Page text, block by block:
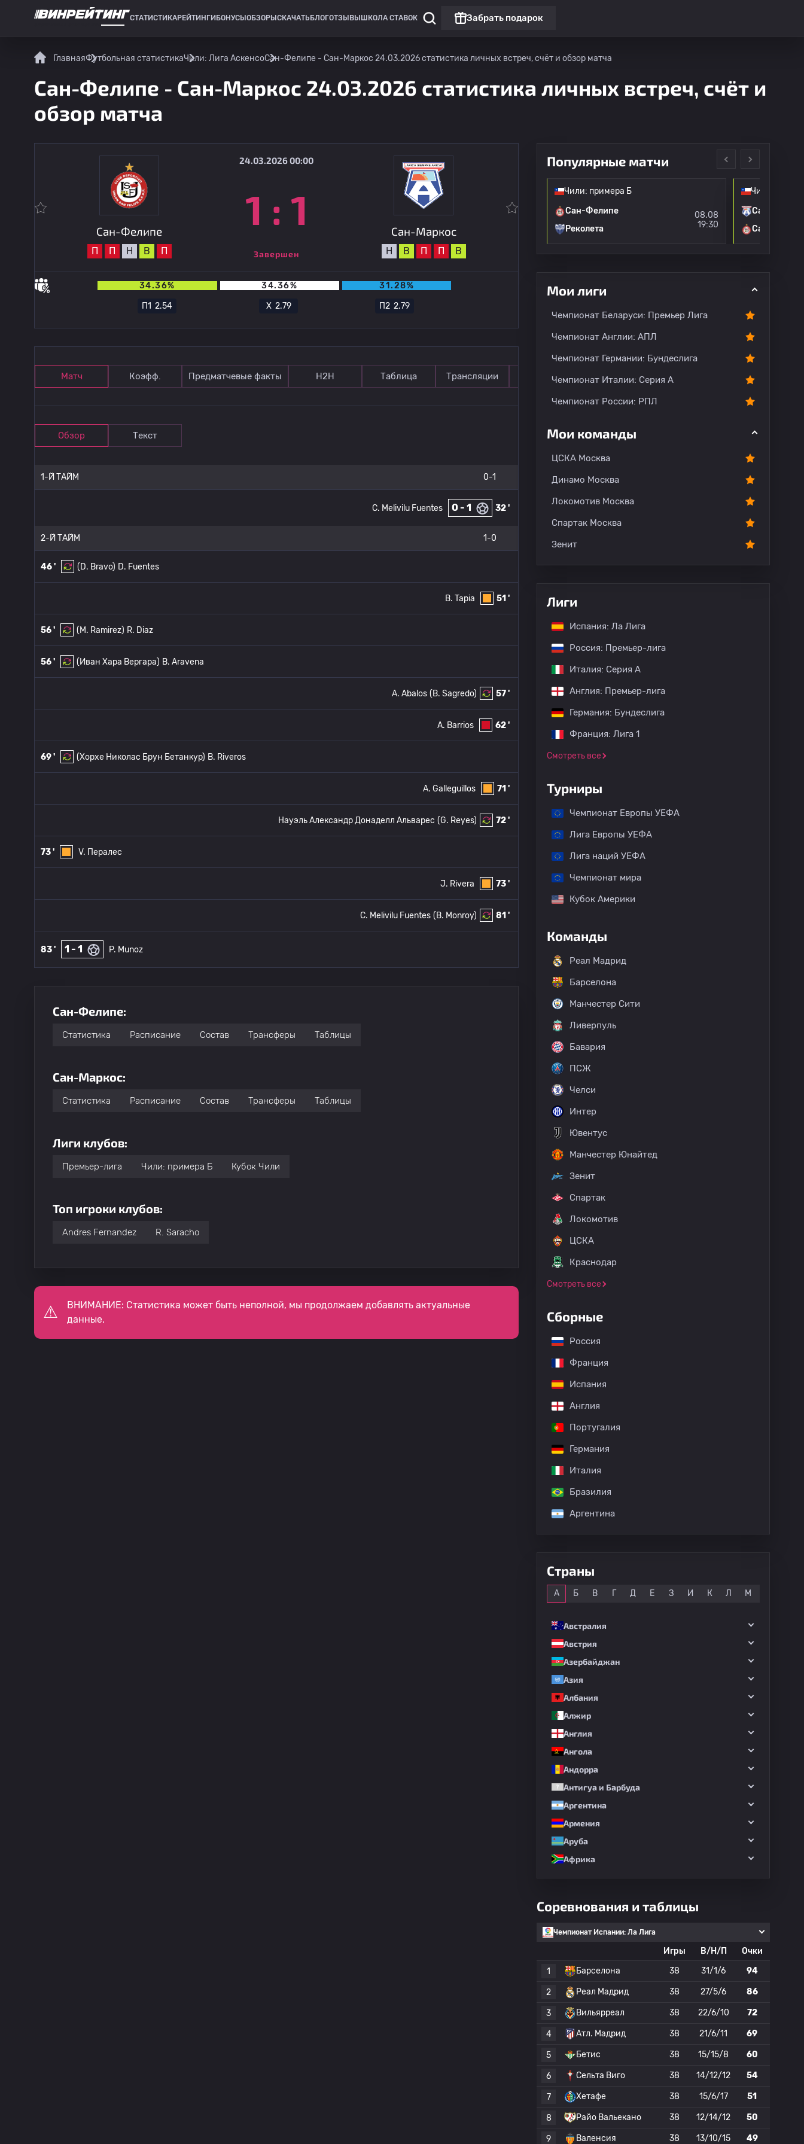
СТАТИСТИКАРЕЙТИНГИ БОНУСЫ ОБЗОРЫ СКАЧАТЬ БЛОГОТЗЫВЫ ШКОЛА СТАВОК Забрать подарок
ГлавнаяФутбольная статистикаЧили: Лига АскенсоСан-Фелипе - Сан-Маркос 24.03.2026 статистика личных встреч, счёт и обзор матча
Сан-Фелипе - Сан-Маркос 24.03.2026 статистика личных встреч, счёт и
обзор матча
Сан-Фелипе
П П Н В П
24.03.2026 00:00
1 : 1
Завершен
Сан-Маркос
Н В П П В
34.36% 34.36%
31.28%
П12.54 Х 2.79 П22.79
Матч Коэфф. Предматчевые факты Н2Н Таблица Трансляции Прогноз Комментарии
Обзор Текст
1-Й ТАЙМ 0-1
32 '
0 - 1
C. Melivilu Fuentes
2-Й ТАЙМ 1-0
46 ' (D. Bravo) D. Fuentes
51 '
B. Tapia
56 ' (M. Ramirez) R. Diaz
56 ' (Иван Хара Вергара) B. Aravena
57 '
(B. Sagredo)
A. Abalos
62 '
A. Barrios
69 ' (Хорхе Николас Брун Бетанкур) B. Riveros
71 '
A. Galleguillos
72 '
(G. Reyes)
Науэль Александр Донаделл Альварес
73 ' V. Пералес
73 '
J. Rivera
81 '
(B. Monroy)
C. Melivilu Fuentes
83 ' 1 - 1 P. Munoz
Сан-Фелипе:
Статистика Расписание Состав Трансферы Таблицы
Сан-Маркос:
Статистика Расписание Состав Трансферы Таблицы
Лиги клубов:
Премьер-лига Чили: примера Б Кубок Чили
Топ игроки клубов:
Andres Fernandez R. Saracho
ВНИМАНИЕ: Статистика может быть неполной, мы продолжаем добавлять актуальные
данные.
Популярные матчи
Чили: примера Б
S. Странники
Сан-Маркос
08.08
Чили: примера Б
Сан-Фелипе
Реколета
08.08
19:30
Чили:
Сан-Маркос
Сан-
Мои лиги
Чемпионат Беларуси: Премьер Лига
Чемпионат Англии: АПЛ
Чемпионат Германии: Бундеслига
Чемпионат Италии: Серия А
Чемпионат России: РПЛ
Мои команды
ЦСКА Москва
Динамо Москва
Локомотив Москва
Спартак Москва
Зенит
Лиги
Испания: Ла Лига
Россия: Премьер-лига
Италия: Серия А
Англия: Премьер-лига
Германия: Бундеслига
Франция: Лига 1
Смотреть все
Турниры
Чемпионат Европы УЕФА
Лига Европы УЕФА
Лига наций УЕФА
Чемпионат мира
Кубок Америки
Команды
Реал Мадрид
Барселона
Манчестер Сити
Ливерпуль
Бавария
ПСЖ
Челси
Интер
Ювентус
Манчестер Юнайтед
Зенит
Спартак
Локомотив
ЦСКА
Краснодар
Смотреть все
Сборные
Россия
Франция
Испания
Англия
Португалия
Германия
Италия
Бразилия
Аргентина
Страны
А Б В Г Д Е З И К Л М
Австралия
Австрия
Азербайджан
Азия
Албания
Алжир
Англия
Ангола
Андорра
Антигуа и Барбуда
Аргентина
Армения
Аруба
Африка
Соревнования и таблицы
Чемпионат Испании: Ла Лига
Игры В/Н/П
Очки
1
Барселона 38 31/1/6 94
2 Реал Мадрид 38 27/5/6 86
3 Вильярреал 38 22/6/10 72
4 Атл. Мадрид 38 21/6/11 69
5 Бетис 38 15/15/8 60
6 Сельта Виго 38 14/12/12 54
7 Хетафе 38 15/6/17 51
8 Райо Вальекано 38 12/14/12 50
9 Валенсия 38 13/10/15 49